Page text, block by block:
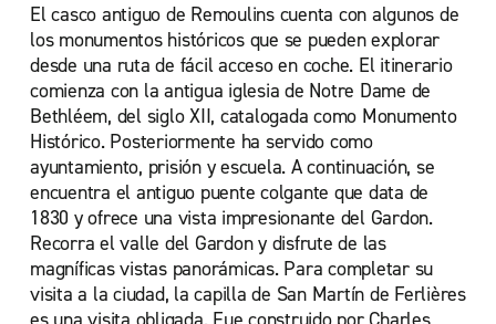
El casco antiguo de Remoulins cuenta con algunos de
los monumentos históricos que se pueden explorar
desde una ruta de fácil acceso en coche. El itinerario
comienza con la antigua iglesia de Notre Dame de
Bethléem, del siglo XII, catalogada como Monumento
Histórico. Posteriormente ha servido como
ayuntamiento, prisión y escuela. A continuación, se
encuentra el antiguo puente colgante que data de
1830 y ofrece una vista impresionante del Gardon.
Recorra el valle del Gardon y disfrute de las
magníficas vistas panorámicas. Para completar su
visita a la ciudad, la capilla de San Martín de Ferlières